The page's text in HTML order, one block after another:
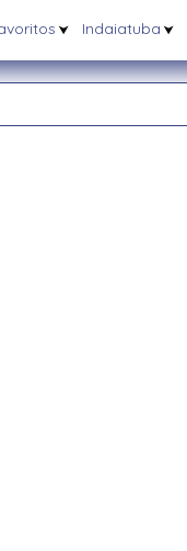
Indaiatuba